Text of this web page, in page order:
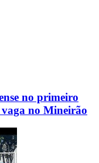
no primeiro
no Mineirão